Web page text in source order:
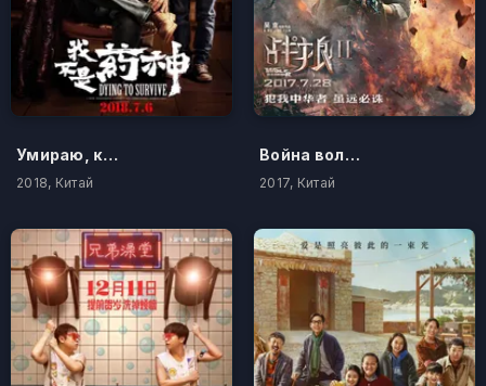
Умираю, как хочу жить
2018, Китай
Война волков 2
2017, Китай